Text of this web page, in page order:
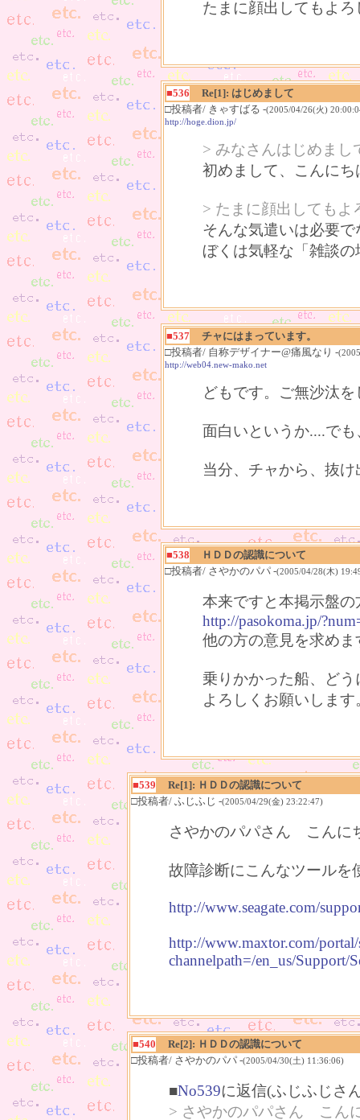
たまに顔出してもよ
■536
Re[1]: はじめまして
□投稿者/ きゃすばる -(2005/04/26(火)
http://hoge.dion.jp/
> みなさんはじめまし
初めまして、こんにち
> たまに顔出してもよ
そんな気遣いは必要
ぼくは気軽な「雑談
■537
チャにはまっています。
□投稿者/ 自称デザイナー@痛風なり -
http://web04.new-mako.net
どもです。ご無沙汰
面白いというか....で
当分、チャから、抜
■538
ＨＤＤの認識について
□投稿者/ さやかのパパ -(2005/04/28(木)
本来ですと本掲示盤
http://pasokoma.jp/
他の方の意見を求めま
乗りかかった船、ど
よろしくお願いします
■539
Re[1]: ＨＤＤの認識について
□投稿者/ ふじふじ -(2005/04/29(金) 23:22:47)
さやかのパパさん こんに
故障診断にこんなツールを
http://www.seagate.com/
http://www.maxtor.com/
channelpath=/en_us/
■540
Re[2]: ＨＤＤの認識について
□投稿者/ さやかのパパ -(2005/04/30(土) 11:36:06)
■No539に返信(ふじふじさ
> さやかのパパさん こん